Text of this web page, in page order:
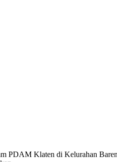
PDAM Klaten di Kelurahan